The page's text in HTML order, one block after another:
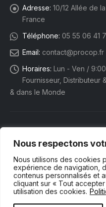
Nous respectons
Nous utilisons des cookies
expérience de navigation,
contenus personnalisés et
cliquant sur « Tout
utilisation des cookies.
Adresse: 10/12 Allée de
France
Téléphone: 05 55 06 41
Email: contact@procop.fr
Horaires: Lun - Ven /
Fournisseur, Distributeur
& dans le Monde
Procop eShop. © 2025 Tous